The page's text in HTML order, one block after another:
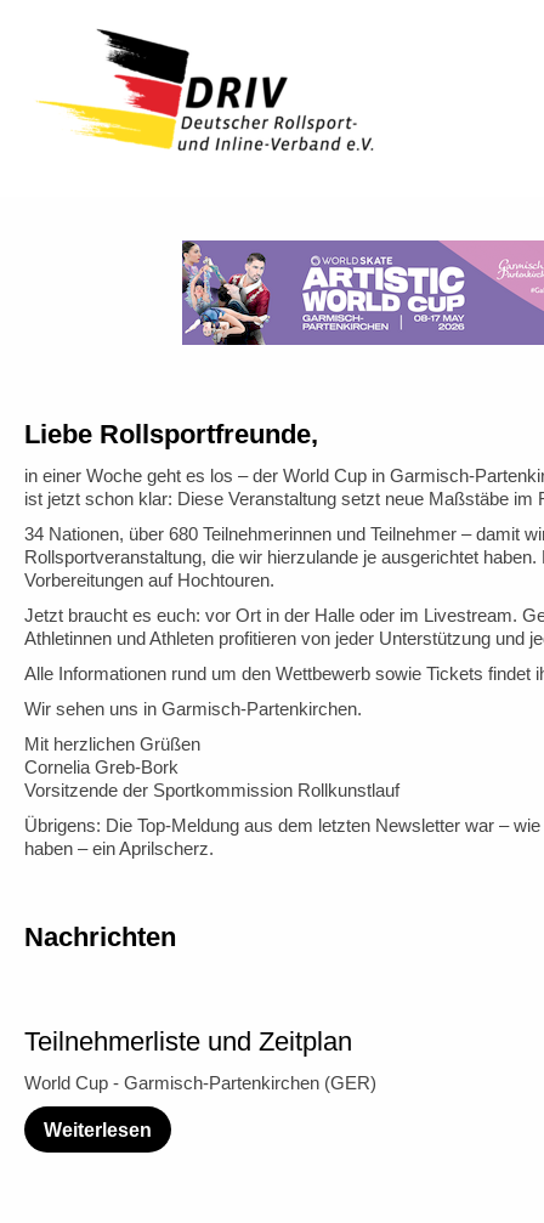
Liebe Rollsportfreunde,
in einer Woche geht es los – der World Cup in Garmisch-
ist jetzt schon klar: Diese Veranstaltung setzt neue Maßstäbe im
34 Nationen, über 680 Teilnehmerinnen und Teilnehmer – damit
Rollsportveranstaltung, die wir hierzulande je ausgerichtet
Vorbereitungen auf Hochtouren.
Jetzt braucht es euch: vor Ort in der Halle oder im Livestream.
Athletinnen und Athleten profitieren von jeder Unterstützung und
Alle Informationen rund um den Wettbewerb sowie Tickets findet
Wir sehen uns in Garmisch-Partenkirchen.
Mit herzlichen Grüßen
Cornelia Greb-Bork
Vorsitzende der Sportkommission Rollkunstlauf
Übrigens: Die Top-Meldung aus dem letzten Newsletter war –
haben – ein Aprilscherz.
Nachrichten
Teilnehmerliste und Zeitplan
World Cup - Garmisch-Partenkirchen (GER)
Weiterlesen